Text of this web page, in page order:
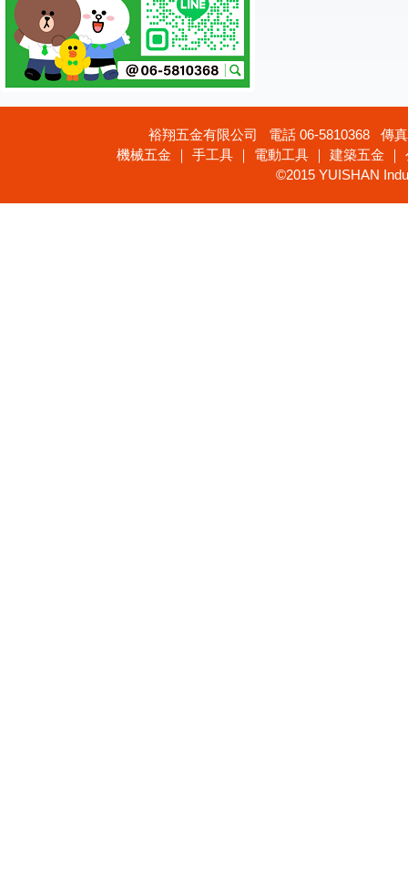
裕翔五金有限公司 電話 06-5810368 傳
機械五金 ｜ 手工具 ｜ 電動工具 ｜ 建築五金
©2015 YUISHAN